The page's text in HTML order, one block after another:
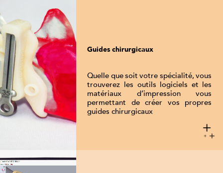
Guides chirurgicaux
Quelle que soit votre spécialité, vous
trouverez les outils logiciels et les
matériaux d’impression vous
permettant de créer vos propres
guides chirurgicaux